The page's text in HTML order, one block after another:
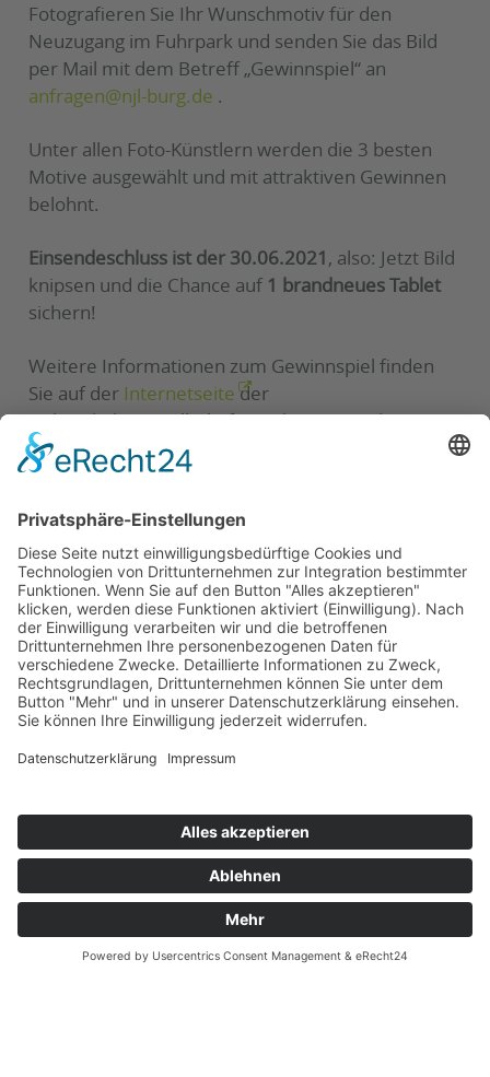
Fotografieren Sie Ihr Wunschmotiv für den
Neuzugang im Fuhrpark und senden Sie das Bild
per Mail mit dem Betreff „Gewinnspiel“ an
anfragen@njl-burg.de .
Unter allen Foto-Künstlern werden die 3 besten
Motive ausgewählt und mit attraktiven Gewinnen
belohnt.
Einsendeschluss ist der 30.06.2021, also: Jetzt Bild
knipsen und die Chance auf 1 brandneues Tablet
sichern!
Weitere Informationen zum Gewinnspiel finden
Sie auf der Internetseiteder
Nahverkehrsgesellschaft Jerichower Land.
Der Magdeburger Regionalverkehrsverbund –
marego wünscht Ihnen viel Glück!
Zurück